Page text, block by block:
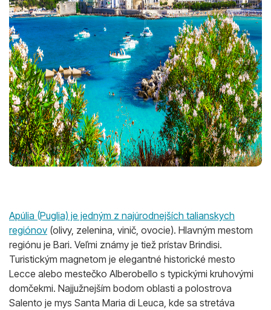
Apúlia (Puglia) je jedným z najúrodnejších talianskych
regiónov (olivy, zelenina, vinič, ovocie). Hlavným mestom
regiónu je Bari. Veľmi známy je tiež prístav Brindisi.
Turistickým magnetom je elegantné historické mesto
Lecce alebo mestečko Alberobello s typickými kruhovými
domčekmi. Najjužnejším bodom oblasti a polostrova
Salento je mys Santa Maria di Leuca, kde sa stretáva